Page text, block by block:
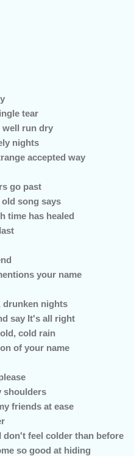
tear
well run dry
nights
accepted way
go past
song says
time has healed
your name
drunken nights
say It's all right
cold rain
of your name
shoulders
friends at ease
don't feel colder than before
so good at hiding